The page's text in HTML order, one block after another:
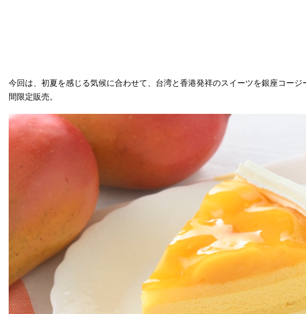
今回は、初夏を感じる気候に合わせて、台湾と香港発祥のスイーツを銀座コー
間限定販売。